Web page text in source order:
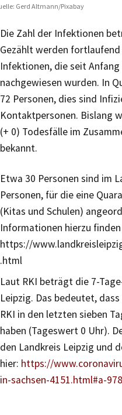
Gerd Altmann/Pixabay
Die Zahl der Infektionen
Gezählt werden
Infektionen, die seit
nachgewiesen wurden. In
72 Personen, dies sind
Kontaktpersonen. Bislang
(+ 0) Todesfälle im
bekannt.
Etwa 30 Personen sind im
Personen, für die eine
(Kitas und Schulen)
Informationen hierzu finden
https://
.html
Laut RKI beträgt die 7-
Leipzig. Das bedeutet,
RKI in den letzten sieben
haben (Tageswert 0 Uhr).
den Landkreis Leipzig und
hier: https://
in-sachsen-4151.html#a-